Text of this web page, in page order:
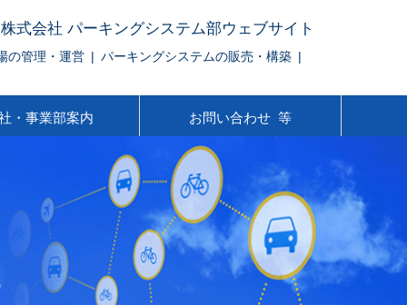
式会社 パーキングシステム部ウェブサイト
の管理・運営 | パーキングシステムの販売・構築 |
・事業部案内 お問い合わせ 等